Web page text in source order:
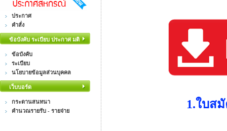
ประกาศ
คำสั่ง
ข้อบังคับ ระเบียบ ประกาศ มติ
ข้อบังคับ
ระเบียบ
นโยบายข้อมูลส่วนบุคคล
เว็บบอร์ด
กระดานสนทนา
คำนวณรายรับ - รายจ่าย
1.ใบส